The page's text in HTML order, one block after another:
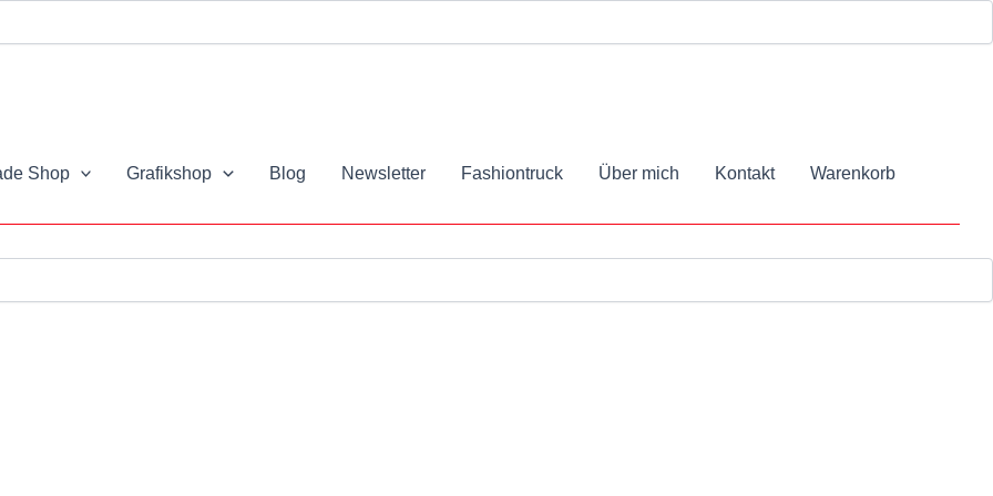
Shop Grafikshop Blog Newsletter Fashiontruck Über mich Kontakt Warenkorb